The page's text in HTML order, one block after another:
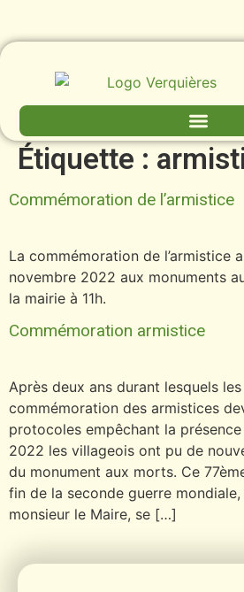
Étiquette :
Commémoration de l’armistice
La commémoration de l’armistice
novembre 2022 aux monuments
la mairie à 11h.
Commémoration armistice
Après deux ans durant lesquels
commémoration des armistices
protocoles empêchant la
2022 les villageois ont pu de
du monument aux morts. Ce
fin de la seconde guerre mondiale,
monsieur le Maire, se […]